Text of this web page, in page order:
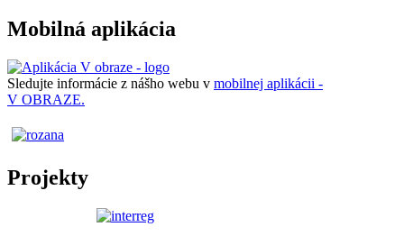
Mobilná aplikácia
Sledujte informácie z nášho webu v mobilnej aplikácii -
V OBRAZE.
Projekty